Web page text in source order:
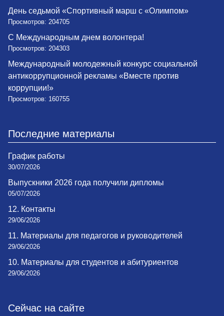
День седьмой «Спортивный марш с «Олимпом»
Просмотров: 204705
С Международным днем волонтера!
Просмотров: 204303
Международный молодежный конкурс социальной
антикоррупционной рекламы «Вместе против
коррупции!»
Просмотров: 160755
Последние материалы
График работы
30/07/2026
Выпускники 2026 года получили дипломы
05/07/2026
12. Контакты
29/06/2026
11. Материалы для педагогов и руководителей
29/06/2026
10. Материалы для студентов и абитуриентов
29/06/2026
Сейчас на сайте